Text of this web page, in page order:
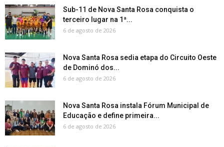
Sub-11 de Nova Santa Rosa conquista o
terceiro lugar na 1ª...
6 de agosto de 2026
Nova Santa Rosa sedia etapa do Circuito Oeste
de Dominó dos...
6 de agosto de 2026
Nova Santa Rosa instala Fórum Municipal de
Educação e define primeira...
6 de agosto de 2026